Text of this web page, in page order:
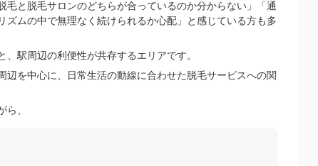
と脱毛サロンのどちらが合っているのか分からない」「通
ズムの中で無理なく続けられるか心配」と感じている方も多
駅周辺の利便性が共存するエリアです。
辺を中心に、日常生活の動線に合わせた脱毛サービスへの関
、